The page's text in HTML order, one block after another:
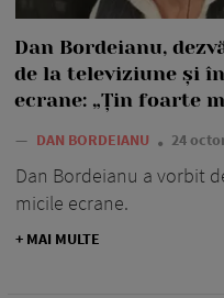
Dan Bordeianu,
de la televiziune și
ecrane: „Țin foarte
— DAN BORDEIANU 24
Dan Bordeianu a vorbit
micile ecrane.
+ MAI MULTE